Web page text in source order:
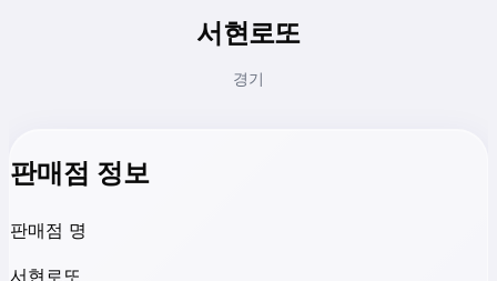
서현로또
경기
판매점 정보
판매점 명
서현로또